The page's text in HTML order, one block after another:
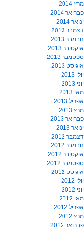
מרץ 2014
פברואר 2014
ינואר 2014
דצמבר 2013
נובמבר 2013
אוקטובר 2013
ספטמבר 2013
אוגוסט 2013
יולי 2013
יוני 2013
מאי 2013
אפריל 2013
מרץ 2013
פברואר 2013
ינואר 2013
דצמבר 2012
נובמבר 2012
אוקטובר 2012
ספטמבר 2012
אוגוסט 2012
יולי 2012
יוני 2012
מאי 2012
אפריל 2012
מרץ 2012
פברואר 2012